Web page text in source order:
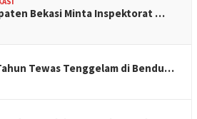
Bekasi Minta Inspektorat …
Tewas Tenggelam di Bendu…